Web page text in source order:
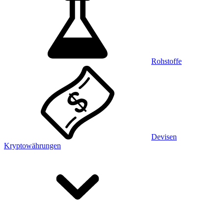
Rohstoffe
Devisen
Kryptowährungen